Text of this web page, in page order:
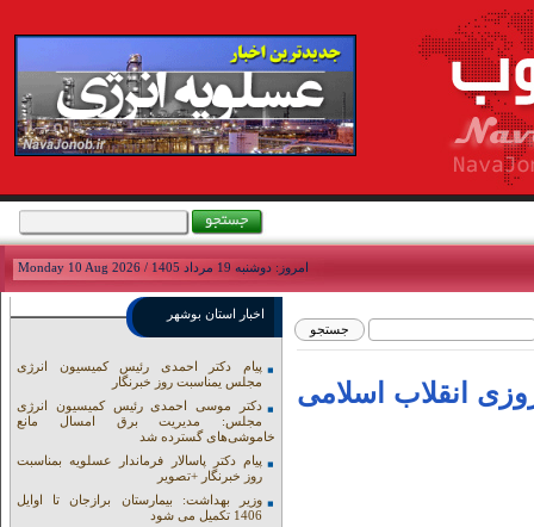
امروز: دوشنبه 19 مرداد 1405 / Monday 10 Aug 2026
انقلاب اسلامی
اخبار استان بوشهر
پیام دکتر احمدی رئیس کمیسیون انرژی
مجلس یمناسبت روز خبرنگار
دکتر موسی احمدی رئیس کمیسیون انرژی
مجلس: مدیریت برق امسال مانع
خاموشی‌های گسترده شد
پیام دکتر پاسالار فرماندار عسلویه بمناسبت
روز خبرنگار +تصویر
وزیر بهداشت: بیمارستان برازجان تا اوایل
1406 تکمیل می شود